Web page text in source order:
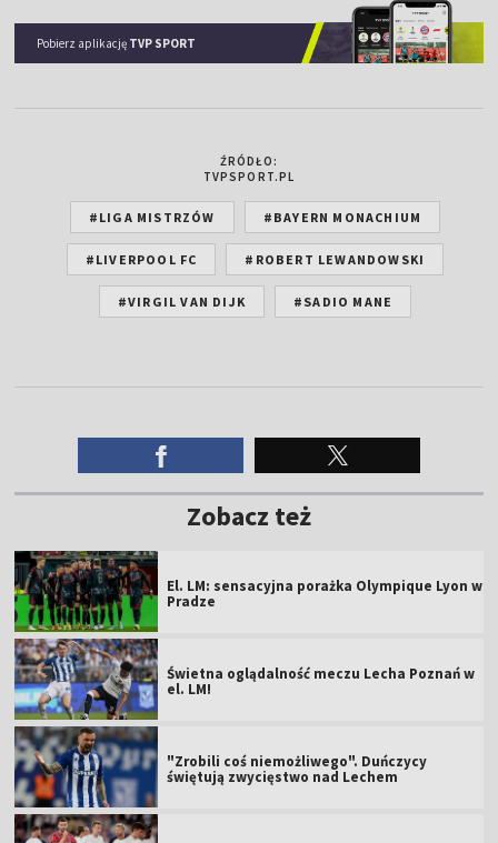
Pobierz aplikację TVP SPORT
ŹRÓDŁO:
TVPSPORT.PL
#LIGA MISTRZÓW #BAYERN MONACHIUM
#LIVERPOOL FC #ROBERT LEWANDOWSKI
#VIRGIL VAN DIJK #SADIO MANE
Zobacz też
El. LM: sensacyjna porażka Olympique Lyon w
Pradze
Świetna oglądalność meczu Lecha Poznań w
el. LM!
"Zrobili coś niemożliwego". Duńczycy
świętują zwycięstwo nad Lechem